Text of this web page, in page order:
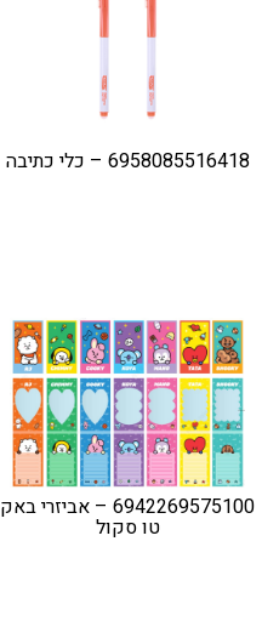
6958085516418 – כלי כתיבה
6942269575100 – אביזרי באק
טו סקול